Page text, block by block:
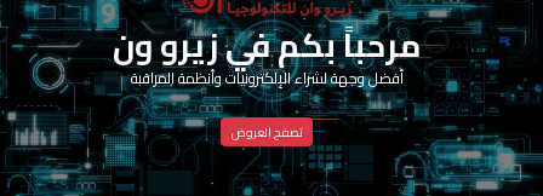
مرحباً بكم في زيرو ون
أفضل وجهة لشراء الإلكترونيات وأنظمة المراقبة
تصفح العروض